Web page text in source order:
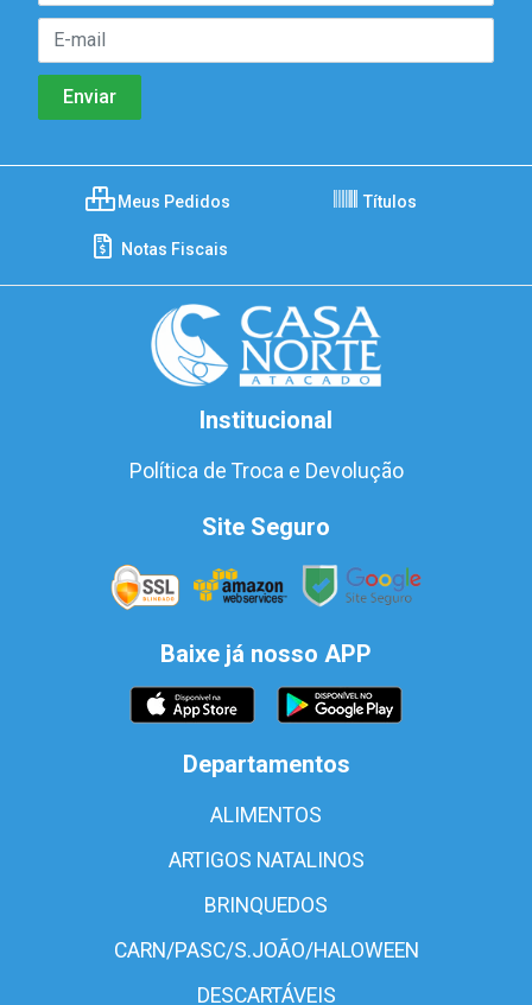
Meus Pedidos Títulos
Notas Fiscais
Institucional
Política de Troca e Devolução
Site Seguro
Baixe já nosso APP
Departamentos
ALIMENTOS
ARTIGOS NATALINOS
BRINQUEDOS
CARN/PASC/S.JOÃO/HALOWEEN
DESCARTÁVEIS